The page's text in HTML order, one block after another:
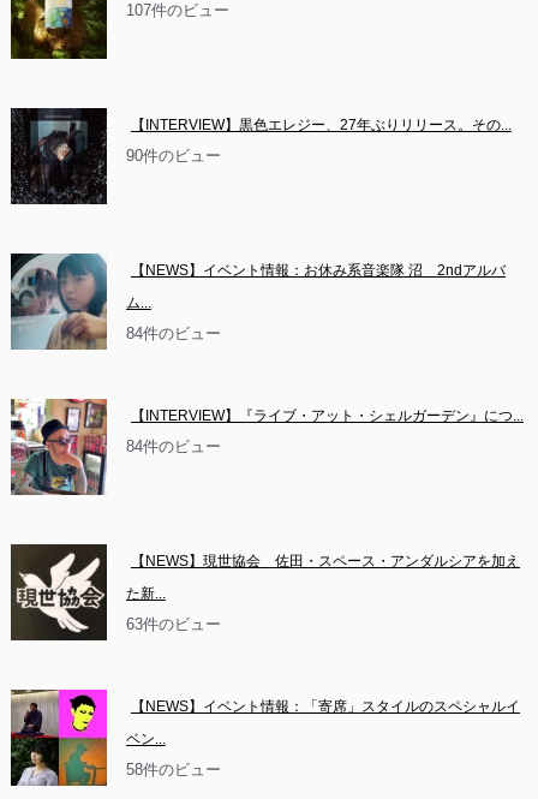
107件のビュー
【INTERVIEW】黒色エレジー、27年ぶりリリース。その...
90件のビュー
【NEWS】イベント情報：お休み系音楽隊 沼　2ndアルバ
ム...
84件のビュー
【INTERVIEW】『ライブ・アット・シェルガーデン』につ...
84件のビュー
【NEWS】現世協会　佐田・スペース・アンダルシアを加え
た新...
63件のビュー
【NEWS】イベント情報：「寄席」スタイルのスペシャルイ
ベン...
58件のビュー